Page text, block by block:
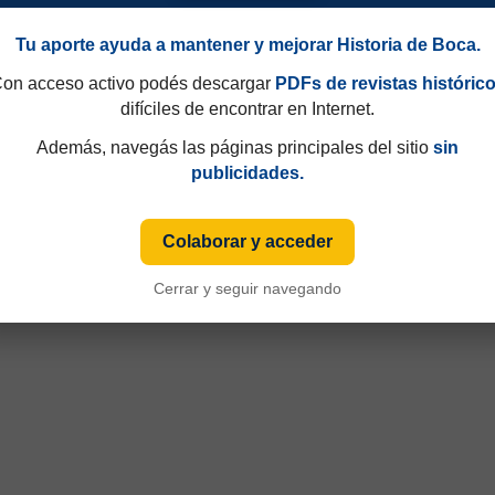
y que hasta 1997 eran consecutivos, no fijos. Esa información aparecía sólo
numeración fija desde sus primeras ediciones y, cuando ese dato está
Tu aporte ayuda a mantener y mejorar Historia de Boca.
acceso activo podés descargar PDFs de revistas
difíciles de encontrar en Internet.
Además, navegás las páginas principales del sitio sin
publicidades.
Colaborar y acceder
Cerrar y seguir navegando